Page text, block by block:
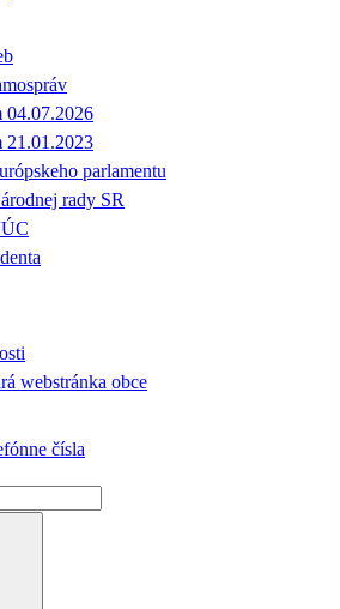
04.07.2026
21.01.2023
parlamentu
rady SR
webstránka obce
čísla